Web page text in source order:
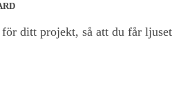
för ditt projekt, så att du får ljuset